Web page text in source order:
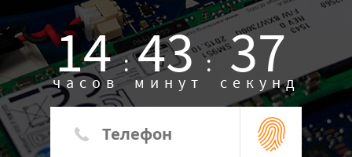
14 :
часов 43 :
минут 36
секунд